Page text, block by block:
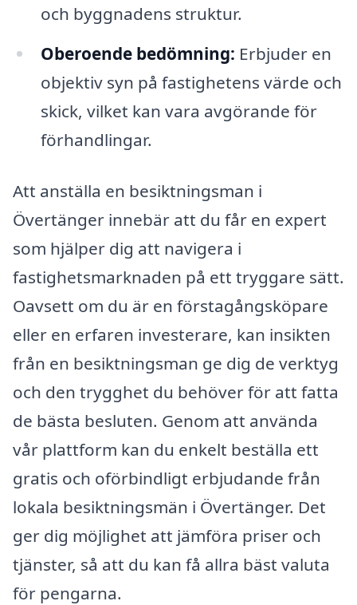
och byggnadens struktur.
Oberoende bedömning: Erbjuder en
objektiv syn på fastighetens värde och
skick, vilket kan vara avgörande för
förhandlingar.
Att anställa en besiktningsman i
Övertänger innebär att du får en expert
som hjälper dig att navigera i
fastighetsmarknaden på ett tryggare sätt.
Oavsett om du är en förstagångsköpare
eller en erfaren investerare, kan insikten
från en besiktningsman ge dig de verktyg
och den trygghet du behöver för att fatta
de bästa besluten. Genom att använda
vår plattform kan du enkelt beställa ett
gratis och oförbindligt erbjudande från
lokala besiktningsmän i Övertänger. Det
ger dig möjlighet att jämföra priser och
tjänster, så att du kan få allra bäst valuta
för pengarna.